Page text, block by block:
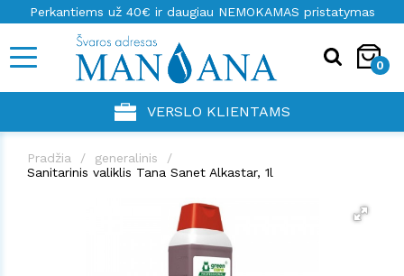
Perkantiems už 40€ ir daugiau NEMOKAMAS pristatymas
0
VERSLO KLIENTAMS
Pradžia
generalinis
Sanitarinis valiklis Tana Sanet Alkastar, 1l